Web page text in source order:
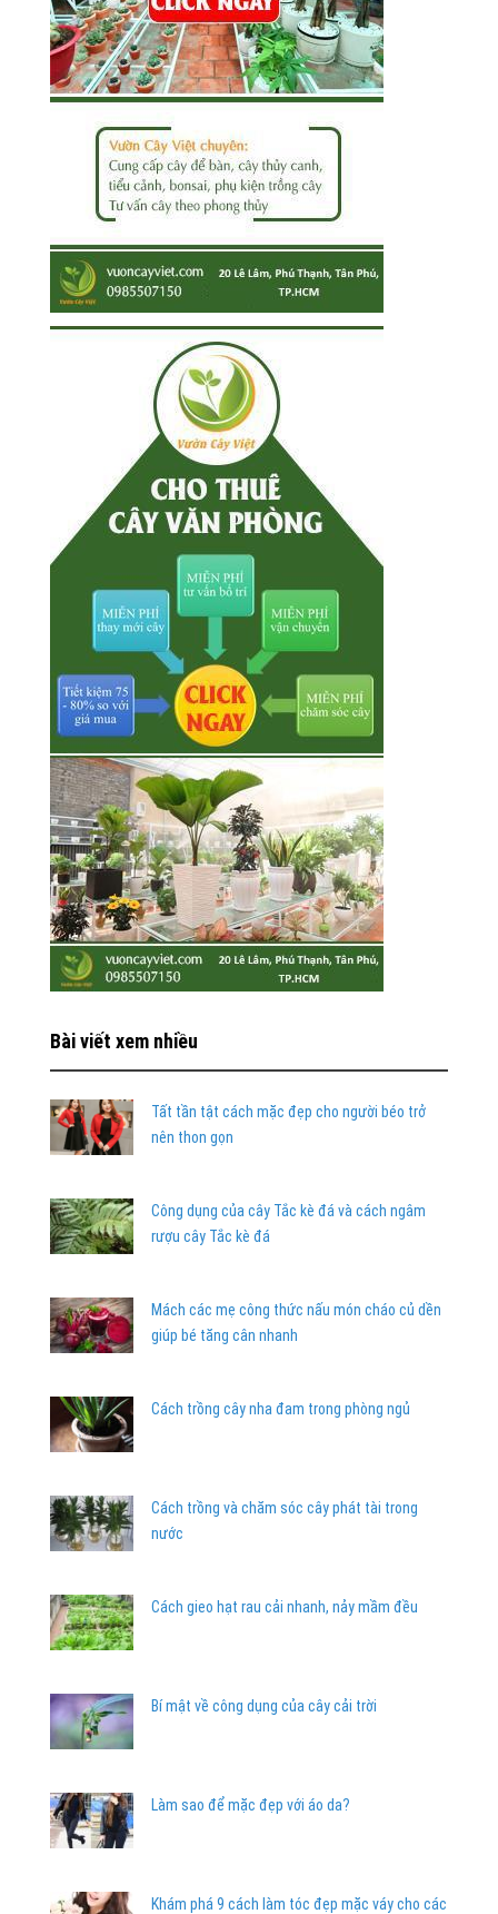
Bài viết xem nhiều
Tất tần tật cách mặc đẹp cho người béo trở
nên thon gọn
Công dụng của cây Tắc kè đá và cách ngâm
rượu cây Tắc kè đá
Mách các mẹ công thức nấu món cháo củ dền
giúp bé tăng cân nhanh
Cách trồng cây nha đam trong phòng ngủ
Cách trồng và chăm sóc cây phát tài trong
nước
Cách gieo hạt rau cải nhanh, nảy mầm đều
Bí mật về công dụng của cây cải trời
Làm sao để mặc đẹp với áo da?
Khám phá 9 cách làm tóc đẹp mặc váy cho các